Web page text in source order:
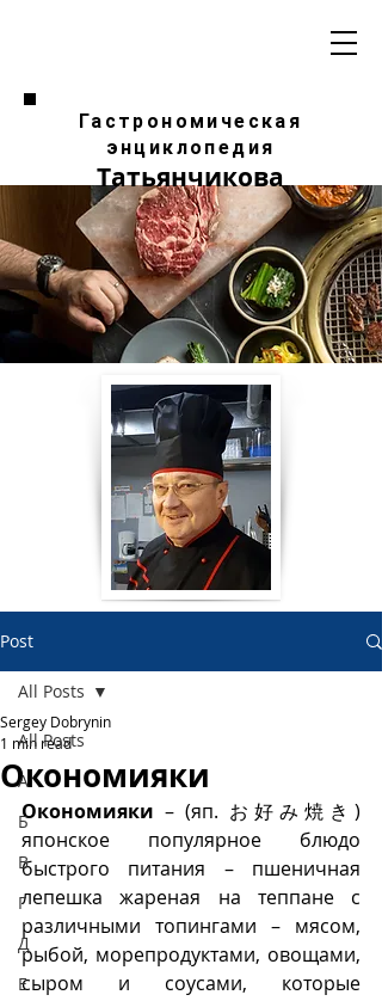
Гастрономическая
энциклопедия
Татьянчикова
Post
All Posts
А
Б
В
Г
Д
Е
All Posts
Окономияки
Sergey Dobrynin
1 min read
Окономияки – (яп. お好み焼き)
японское популярное блюдо
быстрого питания – пшеничная
лепешка жареная на теппане с
различными топингами – мясом,
рыбой, морепродуктами, овощами,
сыром и соусами, которые